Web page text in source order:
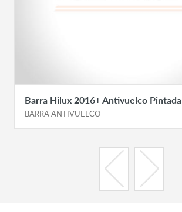
Barra Hilux 2016+ Antivuelco Pintada
BARRA ANTIVUELCO